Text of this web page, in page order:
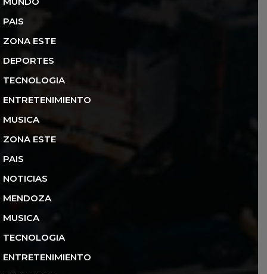
PAIS
ZONA ESTE
DEPORTES
TECNOLOGIA
ENTRETENIMIENTO
MUSICA
ZONA ESTE
PAIS
NOTICIAS
MENDOZA
MUSICA
TECNOLOGIA
ENTRETENIMIENTO